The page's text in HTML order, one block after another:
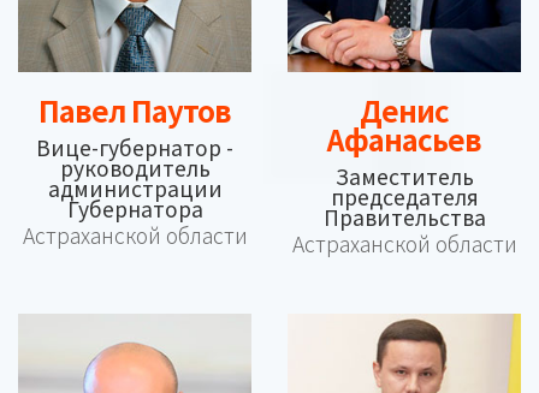
Павел Паутов
Вице-губернатор -
руководитель
администрации
Губернатора
Астраханской области
Денис
Афанасьев
Заместитель
председателя
Правительства
Астраханской области